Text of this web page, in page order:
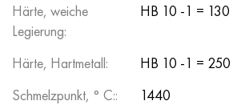
Härte, weiche
Legierung:
HB 10 -1 = 130
Härte, Hartmetall:
HB 10 -1 =
Schmelzpunkt, ° C::
1440